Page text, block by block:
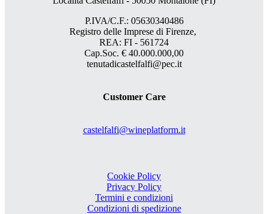
P.IVA/C.F.: 05630340486
Registro delle Imprese di Firenze,
REA: FI - 561724
Cap.Soc. € 40.000.000,00
tenutadicastelfalfi@pec.it
Customer Care
castelfalfi@wineplatform.it
Cookie Policy
Privacy Policy
Termini e condizioni
Condizioni di spedizione